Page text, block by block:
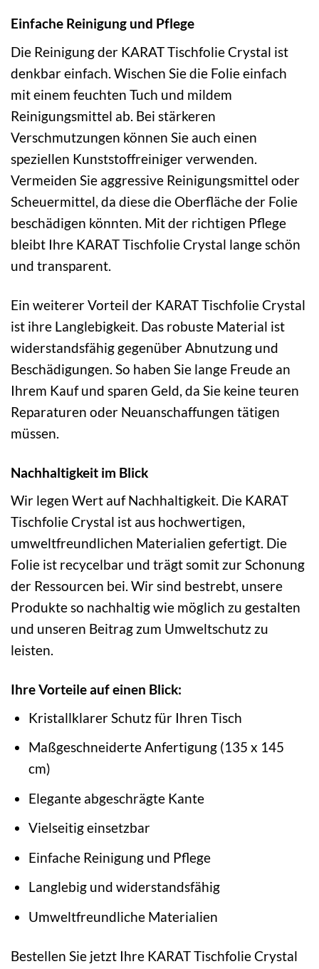
Einfache Reinigung und Pflege
Die Reinigung der KARAT Tischfolie Crystal ist
denkbar einfach. Wischen Sie die Folie einfach
mit einem feuchten Tuch und mildem
Reinigungsmittel ab. Bei stärkeren
Verschmutzungen können Sie auch einen
speziellen Kunststoffreiniger verwenden.
Vermeiden Sie aggressive Reinigungsmittel oder
Scheuermittel, da diese die Oberfläche der Folie
beschädigen könnten. Mit der richtigen Pflege
bleibt Ihre KARAT Tischfolie Crystal lange schön
und transparent.
Ein weiterer Vorteil der KARAT Tischfolie Crystal
ist ihre Langlebigkeit. Das robuste Material ist
widerstandsfähig gegenüber Abnutzung und
Beschädigungen. So haben Sie lange Freude an
Ihrem Kauf und sparen Geld, da Sie keine teuren
Reparaturen oder Neuanschaffungen tätigen
müssen.
Nachhaltigkeit im Blick
Wir legen Wert auf Nachhaltigkeit. Die KARAT
Tischfolie Crystal ist aus hochwertigen,
umweltfreundlichen Materialien gefertigt. Die
Folie ist recycelbar und trägt somit zur Schonung
der Ressourcen bei. Wir sind bestrebt, unsere
Produkte so nachhaltig wie möglich zu gestalten
und unseren Beitrag zum Umweltschutz zu
leisten.
Ihre Vorteile auf einen Blick:
Kristallklarer Schutz für Ihren Tisch
Maßgeschneiderte Anfertigung (135 x 145
cm)
Elegante abgeschrägte Kante
Vielseitig einsetzbar
Einfache Reinigung und Pflege
Langlebig und widerstandsfähig
Umweltfreundliche Materialien
Bestellen Sie jetzt Ihre KARAT Tischfolie Crystal